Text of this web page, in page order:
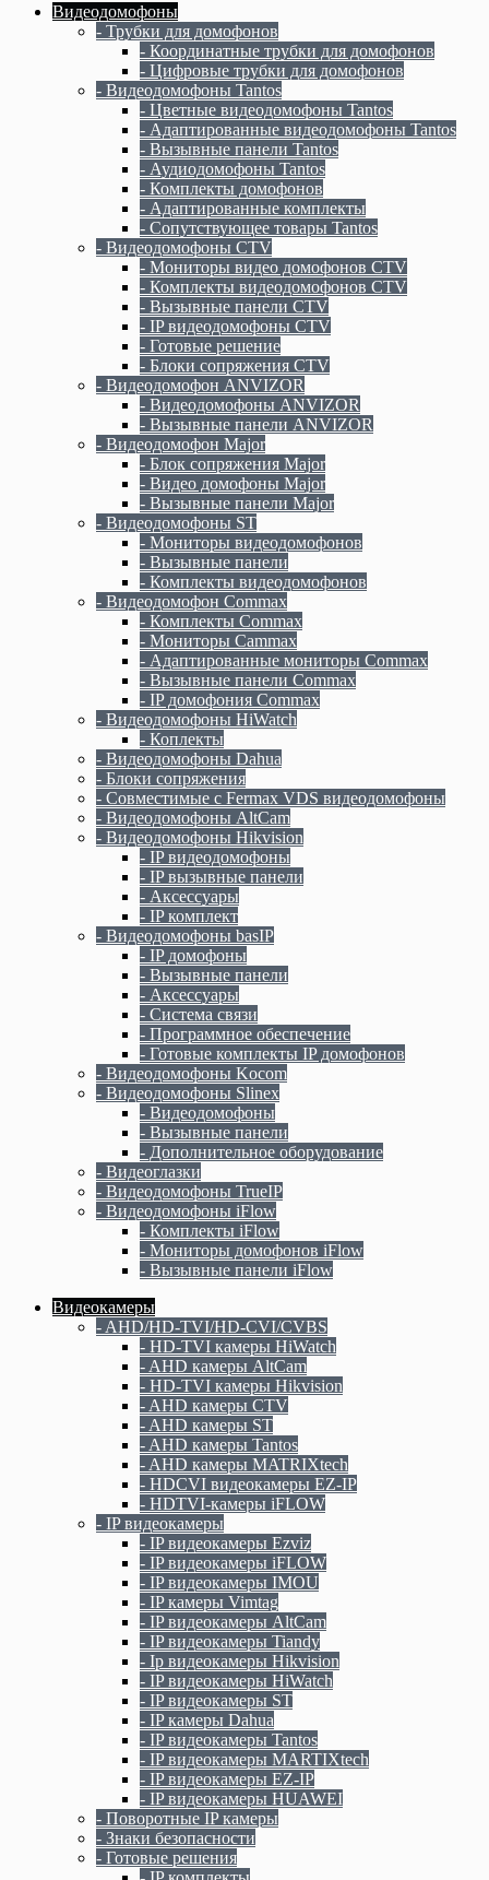
Видеодомофоны
- Трубки для домофонов
- Координатные трубки для домофонов
- Цифровые трубки для домофонов
- Видеодомофоны Tantos
- Цветные видеодомофоны Tantos
- Адаптированные видеодомофоны Tantos
- Вызывные панели Tantos
- Аудиодомофоны Tantos
- Комплекты домофонов
- Адаптированные комплекты
- Сопутствующее товары Tantos
- Видеодомофоны CTV
- Мониторы видео домофонов CTV
- Комплекты видеодомофонов CTV
- Вызывные панели CTV
- IP видеодомофоны CTV
- Готовые решение
- Блоки сопряжения CTV
- Видеодомофон ANVIZOR
- Видеодомофоны ANVIZOR
- Вызывные панели ANVIZOR
- Видеодомофон Major
- Блок сопряжения Major
- Видео домофоны Major
- Вызывные панели Major
- Видеодомофоны ST
- Мониторы видеодомофонов
- Вызывные панели
- Комплекты видеодомофонов
- Видеодомофон Commax
- Комплекты Commax
- Мониторы Cammax
- Адаптированные мониторы Commax
- Вызывные панели Commax
- IP домофония Commax
- Видеодомофоны HiWatch
- Коплекты
- Видеодомофоны Dahua
- Блоки сопряжения
- Совместимые с Fermax VDS видеодомофоны
- Видеодомофоны AltCam
- Видеодомофоны Hikvision
- IP видеодомофоны
- IP вызывные панели
- Аксессуары
- IP комплект
- Видеодомофоны basIP
- IP домофоны
- Вызывные панели
- Аксессуары
- Система связи
- Программное обеспечение
- Готовые комплекты IP домофонов
- Видеодомофоны Kocom
- Видеодомофоны Slinex
- Видеодомофоны
- Вызывные панели
- Дополнительное оборудование
- Видеоглазки
- Видеодомофоны TrueIP
- Видеодомофоны iFlow
- Комплекты iFlow
- Мониторы домофонов iFlow
- Вызывные панели iFlow
Видеокамеры
- AHD/HD-TVI/HD-CVI/CVBS
- HD-TVI камеры HiWatch
- AHD камеры AltCam
- HD-TVI камеры Hikvision
- AHD камеры CTV
- AHD камеры ST
- AHD камеры Tantos
- AHD камеры MATRIXtech
- HDCVI видеокамеры EZ-IP
- HDTVI-камеры iFLOW
- IP видеокамеры
- IP видеокамеры Ezviz
- IP видеокамеры iFLOW
- IP видеокамеры IMOU
- IP камеры Vimtag
- IP видеокамеры AltCam
- IP видеокамеры Tiandy
- Ip видеокамеры Hikvision
- IP видеокамеры HiWatch
- IP видеокамеры ST
- IP камеры Dahua
- IP видеокамеры Tantos
- IP видеокамеры MARTIXtech
- IP видеокамеры EZ-IP
- IP видеокамеры HUAWEI
- Поворотные IP камеры
- Знаки безопасности
- Готовые решения